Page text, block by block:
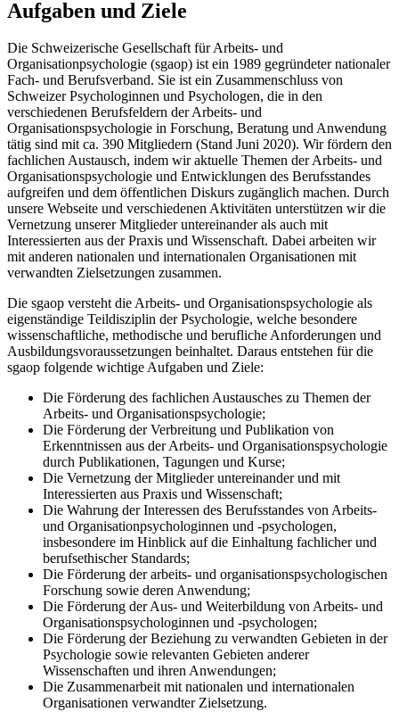
Aufgaben und Ziele
Die Schweizerische Gesellschaft für Arbeits- und
Organisationpsychologie (sgaop) ist ein 1989 gegründeter nationaler
Fach- und Berufsverband. Sie ist ein Zusammenschluss von
Schweizer Psychologinnen und Psychologen, die in den
verschiedenen Berufsfeldern der Arbeits- und
Organisationspsychologie in Forschung, Beratung und Anwendung
tätig sind mit ca. 390 Mitgliedern (Stand Juni 2020). Wir fördern den
fachlichen Austausch, indem wir aktuelle Themen der Arbeits- und
Organisationspsychologie und Entwicklungen des Berufsstandes
aufgreifen und dem öffentlichen Diskurs zugänglich machen. Durch
unsere Webseite und verschiedenen Aktivitäten unterstützen wir die
Vernetzung unserer Mitglieder untereinander als auch mit
Interessierten aus der Praxis und Wissenschaft. Dabei arbeiten wir
mit anderen nationalen und internationalen Organisationen mit
verwandten Zielsetzungen zusammen.
Die sgaop versteht die Arbeits- und Organisationspsychologie als
eigenständige Teildisziplin der Psychologie, welche besondere
wissenschaftliche, methodische und berufliche Anforderungen und
Ausbildungsvoraussetzungen beinhaltet. Daraus entstehen für die
sgaop folgende wichtige Aufgaben und Ziele:
Die Förderung des fachlichen Austausches zu Themen der
Arbeits- und Organisationspsychologie;
Die Förderung der Verbreitung und Publikation von
Erkenntnissen aus der Arbeits- und Organisationspsychologie
durch Publikationen, Tagungen und Kurse;
Die Vernetzung der Mitglieder untereinander und mit
Interessierten aus Praxis und Wissenschaft;
Die Wahrung der Interessen des Berufsstandes von Arbeits-
und Organisationpsychologinnen und -psychologen,
insbesondere im Hinblick auf die Einhaltung fachlicher und
berufsethischer Standards;
Die Förderung der arbeits- und organisationspsychologischen
Forschung sowie deren Anwendung;
Die Förderung der Aus- und Weiterbildung von Arbeits- und
Organisationspsychologinnen und -psychologen;
Die Förderung der Beziehung zu verwandten Gebieten in der
Psychologie sowie relevanten Gebieten anderer
Wissenschaften und ihren Anwendungen;
Die Zusammenarbeit mit nationalen und internationalen
Organisationen verwandter Zielsetzung.